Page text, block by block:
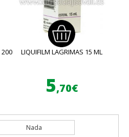
200
LIQUIFILM LAGRIMAS 15 ML
5,70€
Nada